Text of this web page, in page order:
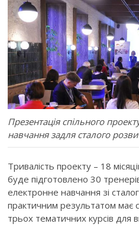
Презентація спільного
навчання задля сталого
Тривалість проекту – 18
буде підготовлено 30
електронне навчання зі
практичним результатом має
трьох тематичних курсів для